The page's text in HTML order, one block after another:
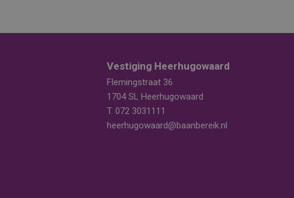
Vestiging Heerhugowaard
Flemingstraat 36
1704 SL Heerhugowaard
T. 072 3031111
heerhugowaard@baanbereik.nl